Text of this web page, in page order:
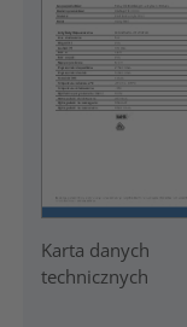
Karta danych
technicznych